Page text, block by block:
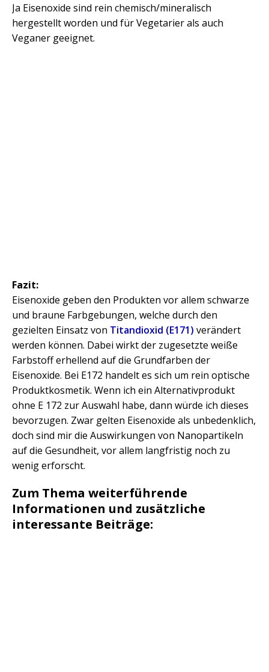
Ja Eisenoxide sind rein chemisch/mineralisch
hergestellt worden und für Vegetarier als auch
Veganer geeignet.
Fazit:
Eisenoxide geben den Produkten vor allem schwarze
und braune Farbgebungen, welche durch den
gezielten Einsatz von Titandioxid (E171) verändert
werden können. Dabei wirkt der zugesetzte weiße
Farbstoff erhellend auf die Grundfarben der
Eisenoxide. Bei E172 handelt es sich um rein optische
Produktkosmetik. Wenn ich ein Alternativprodukt
ohne E 172 zur Auswahl habe, dann würde ich dieses
bevorzugen. Zwar gelten Eisenoxide als unbedenklich,
doch sind mir die Auswirkungen von Nanopartikeln
auf die Gesundheit, vor allem langfristig noch zu
wenig erforscht.
Zum Thema weiterführende
Informationen und zusätzliche
interessante Beiträge: